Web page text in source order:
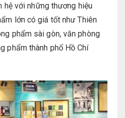
hệ với những thương hiệu
lớn có giá tốt như Thiên
phẩm sài gòn, văn phòng
phẩm thành phố Hồ Chí